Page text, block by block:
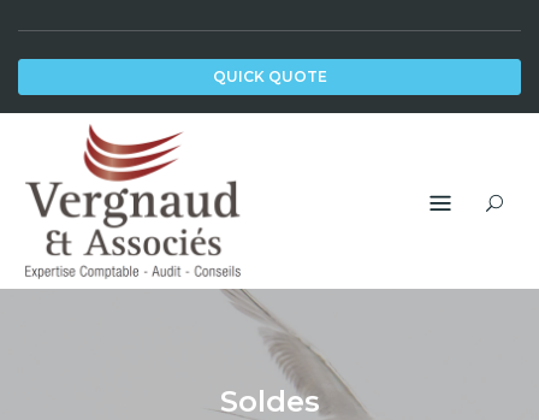
QUICK QUOTE
Soldes